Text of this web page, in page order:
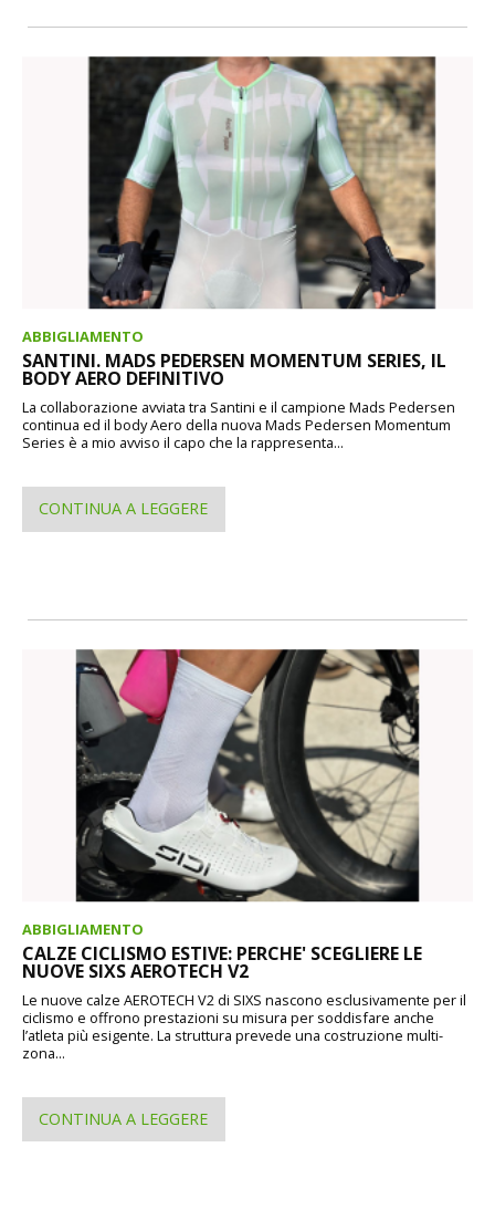
ABBIGLIAMENTO
SANTINI. MADS PEDERSEN MOMENTUM SERIES, IL
BODY AERO DEFINITIVO
La collaborazione avviata tra Santini e il campione Mads Pedersen
continua ed il body Aero della nuova Mads Pedersen Momentum
Series è a mio avviso il capo che la rappresenta...
CONTINUA A LEGGERE
ABBIGLIAMENTO
CALZE CICLISMO ESTIVE: PERCHE' SCEGLIERE LE
NUOVE SIXS AEROTECH V2
Le nuove calze AEROTECH V2 di SIXS nascono esclusivamente per il
ciclismo e offrono prestazioni su misura per soddisfare anche
l’atleta più esigente. La struttura prevede una costruzione multi-
zona...
CONTINUA A LEGGERE